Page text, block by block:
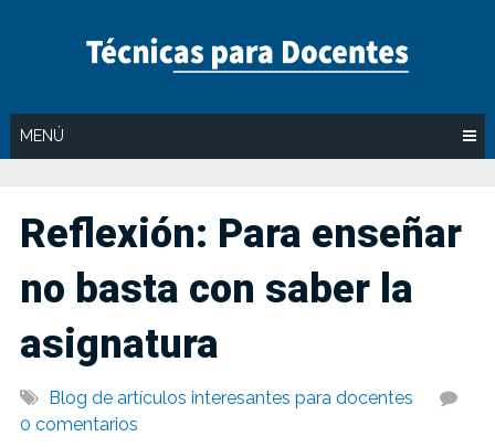
MENÚ
Reflexión: Para enseñar
no basta con saber la
asignatura
Blog de artículos interesantes para docentes
0 comentarios